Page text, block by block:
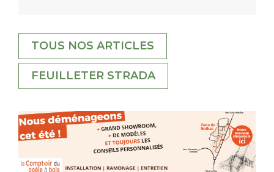
TOUS NOS ARTICLES
FEUILLETER STRADA